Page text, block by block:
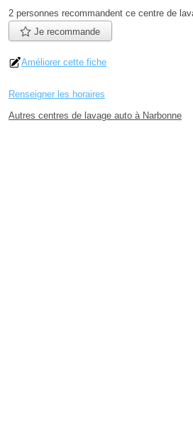
2 personnes recommandent ce centre de
Je recommande
Améliorer cette fiche
Renseigner les horaires
Autres centres de lavage auto à Narbonne